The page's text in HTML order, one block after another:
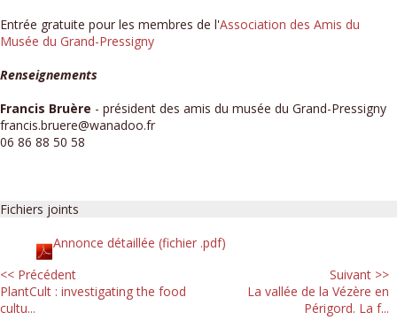
Entrée gratuite pour les membres de l'Association des Amis du
Musée du Grand-Pressigny
Renseignements
Francis Bruère - président des amis du musée du Grand-Pressigny
francis.bruere@wanadoo.fr
06 86 88 50 58
Fichiers joints
Annonce détaillée (fichier .pdf)
<< Précédent
PlantCult : investigating the food
cultu...
Suivant >>
La vallée de la Vézère en
Périgord. La f...